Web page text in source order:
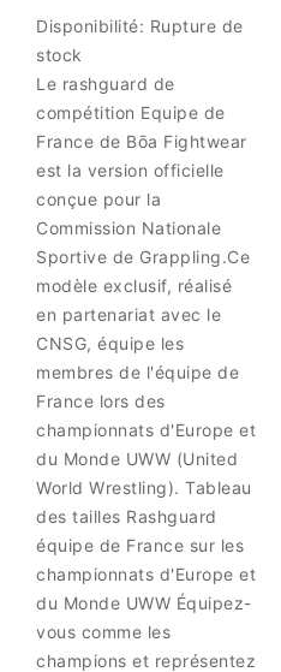
Disponibilité: Rupture de
stock
Le rashguard de
compétition Equipe de
France de Bōa Fightwear
est la version officielle
conçue pour la
Commission Nationale
Sportive de Grappling.Ce
modèle exclusif, réalisé
en partenariat avec le
CNSG, équipe les
membres de l'équipe de
France lors des
championnats d'Europe et
du Monde UWW (United
World Wrestling). Tableau
des tailles Rashguard
équipe de France sur les
championnats d'Europe et
du Monde UWW Équipez-
vous comme les
champions et représentez